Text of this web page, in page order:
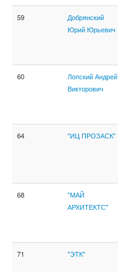
59
Добрянский
Юрий Юрьевич
60
Лопский Андрей
Викторович
64 "ИЦ ПРОЗАСК"
68
"МАЙ
АРХИТЕКТС"
71 "ЭТК"